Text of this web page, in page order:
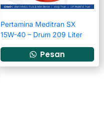
Pertamina Meditran SX
15W-40 – Drum 209 Liter
Pesan